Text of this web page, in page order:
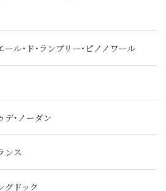
ール・ド・ランブリー・ピノノワール
デ・ノーダン
ンス
グドック